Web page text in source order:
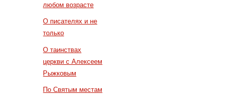
любом возрасте
О писателях и не
только
О таинствах
церкви с Алексеем
Рыжковым
По Святым местам